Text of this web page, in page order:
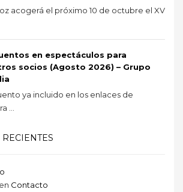
acogerá el próximo 10 de octubre el XV
en espectáculos para
socios (Agosto 2026) – Grupo
ya incluido en los enlaces de
...
en Contacto